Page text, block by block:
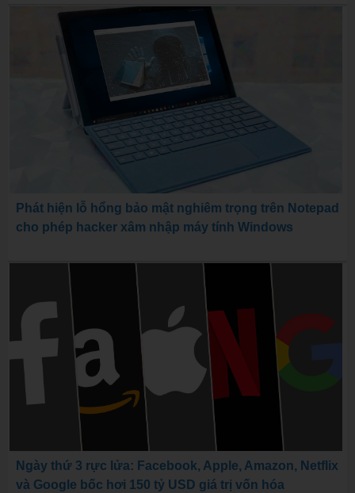
Phát hiện lỗ hổng bảo mật nghiêm trọng trên Notepad
cho phép hacker xâm nhập máy tính Windows
Ngày thứ 3 rực lửa: Facebook, Apple, Amazon, Netflix
và Google bốc hơi 150 tỷ USD giá trị vốn hóa